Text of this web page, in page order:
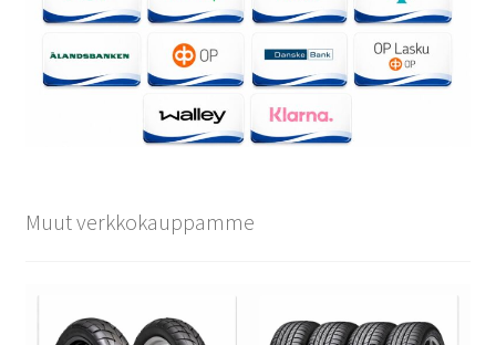
Muut verkkokauppamme